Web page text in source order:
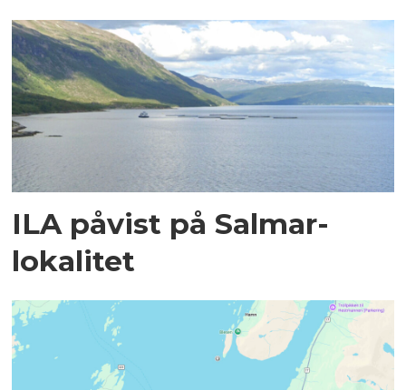
ILA påvist på Salmar-
lokalitet